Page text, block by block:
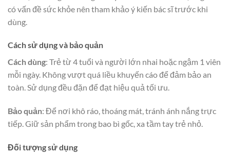
có vấn đề sức khỏe nên tham khảo ý kiến bác sĩ trước khi
dùng.
Cách sử dụng và bảo quản
Cách dùng: Trẻ từ 4 tuổi và người lớn nhai hoặc ngậm 1 viên
mỗi ngày. Không vượt quá liều khuyến cáo để đảm bảo an
toàn. Sử dụng đều đặn để đạt hiệu quả tối ưu.
Bảo quản: Để nơi khô ráo, thoáng mát, tránh ánh nắng trực
tiếp. Giữ sản phẩm trong bao bì gốc, xa tầm tay trẻ nhỏ.
Đối tượng sử dụng